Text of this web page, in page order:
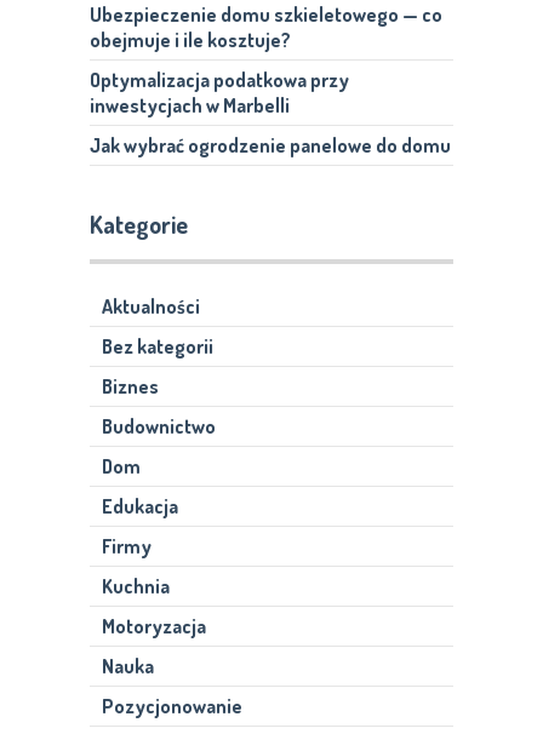
Ubezpieczenie domu szkieletowego — co
obejmuje i ile kosztuje?
Optymalizacja podatkowa przy
inwestycjach w Marbelli
Jak wybrać ogrodzenie panelowe do domu
Kategorie
Aktualności
Bez kategorii
Biznes
Budownictwo
Dom
Edukacja
Firmy
Kuchnia
Motoryzacja
Nauka
Pozycjonowanie